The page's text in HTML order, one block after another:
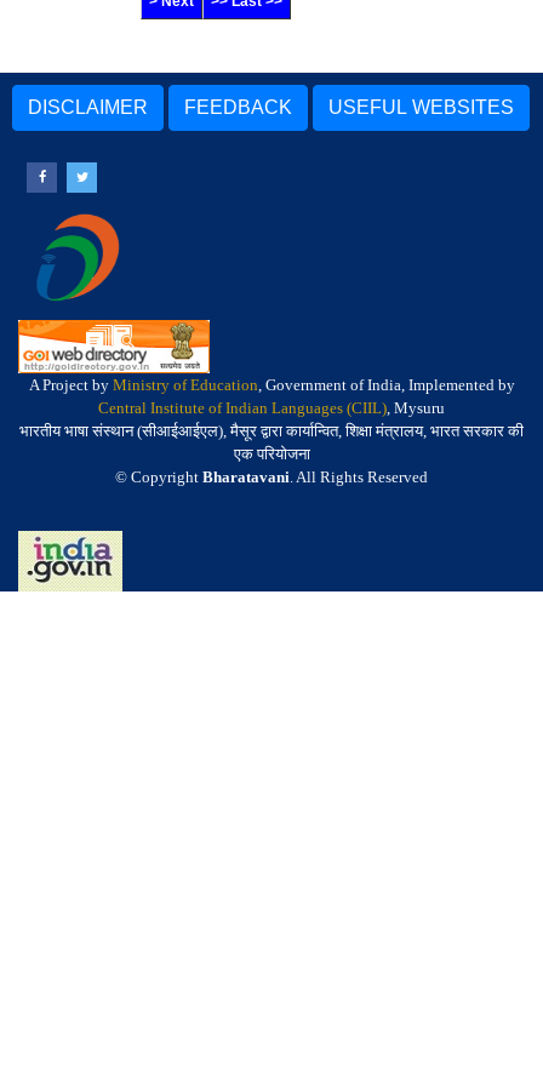
DISCLAIMER FEEDBACK USEFUL WEBSITES
A Project by Ministry of Education, Government of India, Implemented by
Central Institute of Indian Languages (CIIL), Mysuru
भारतीय भाषा संस्थान (सीआईआईएल), मैसूर द्वारा कार्यान्वित, शिक्षा मंत्रालय, भारत सरकार की
एक परियोजना
© Copyright Bharatavani. All Rights Reserved